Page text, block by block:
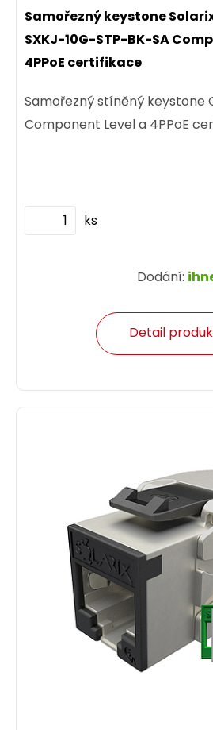
Samořezný keystone
SXKJ-10G-STP-BK-SA
4PPoE certifikace
Samořezný stíněný keystone
Component Level a 4PPoE
ks
Dodání:
Detail